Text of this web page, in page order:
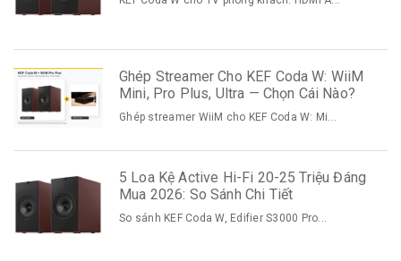
Ghép Streamer Cho KEF Coda W: WiiM
Mini, Pro Plus, Ultra — Chọn Cái Nào?
Ghép streamer WiiM cho KEF Coda W: Mi...
5 Loa Kệ Active Hi-Fi 20-25 Triệu Đáng
Mua 2026: So Sánh Chi Tiết
So sánh KEF Coda W, Edifier S3000 Pro...